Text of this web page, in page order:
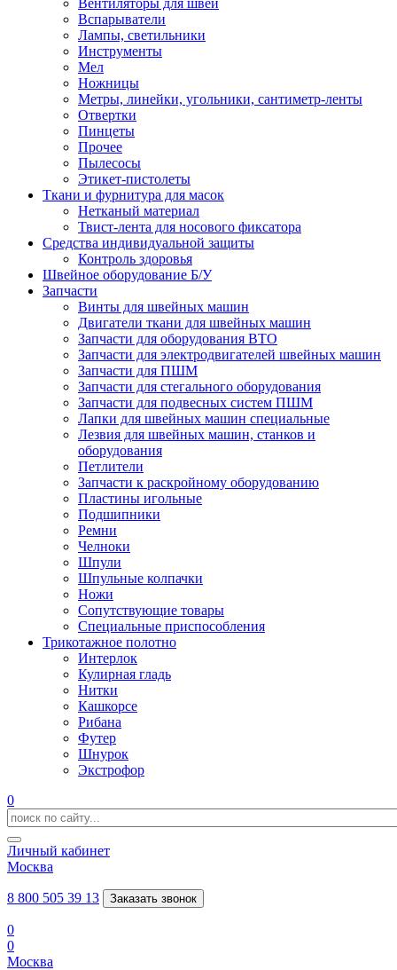
Вентиляторы для швей
Вспарыватели
Лампы, светильники
Инструменты
Мел
Ножницы
Метры, линейки, угольники, сантиметр-ленты
Отвертки
Пинцеты
Прочее
Пылесосы
Этикет-пистолеты
Ткани и фурнитура для масок
Нетканый материал
Твист-лента для носового фиксатора
Средства индивидуальной защиты
Контроль здоровья
Швейное оборудование Б/У
Запчасти
Винты для швейных машин
Двигатели ткани для швейных машин
Запчасти для оборудования ВТО
Запчасти для электродвигателей швейных машин
Запчасти для ПШМ
Запчасти для стегального оборудования
Запчасти для подвесных систем ПШМ
Лапки для швейных машин специальные
Лезвия для швейных машин, станков и
оборудования
Петлители
Запчасти к раскройному оборудованию
Пластины игольные
Подшипники
Ремни
Челноки
Шпули
Шпульные колпачки
Ножи
Сопутствующие товары
Специальные приспособления
Трикотажное полотно
Интерлок
Кулирная гладь
Нитки
Кашкорсе
Рибана
Футер
Шнурок
Экстрофор
0
Личный кабинет
Москва
8 800 505 39 13 Заказать звонок
0
0
Москва